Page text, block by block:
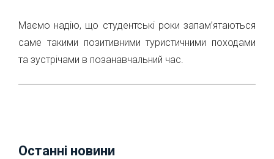
Маємо надію, що студентські роки запам’ятаються
саме такими позитивними туристичними походами
та зустрічами в позанавчальний час.
Останні новини